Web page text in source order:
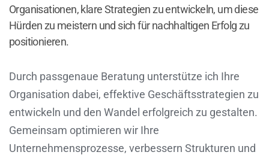
Organisationen, klare Strategien zu entwickeln, um diese
Hürden zu meistern und sich für nachhaltigen Erfolg zu
positionieren.
Durch passgenaue Beratung unterstütze ich Ihre
Organisation dabei, effektive Geschäftsstrategien zu
entwickeln und den Wandel erfolgreich zu gestalten.
Gemeinsam optimieren wir Ihre
Unternehmensprozesse, verbessern Strukturen und